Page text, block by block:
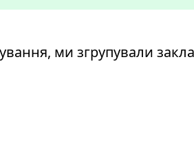
ми згрупували